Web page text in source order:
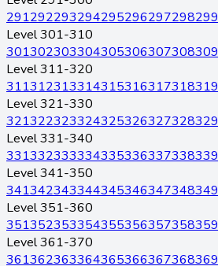
291292293294295296297298299
Level 301-310
301302303304305306307308309
Level 311-320
311312313314315316317318319
Level 321-330
321322323324325326327328329
Level 331-340
331332333334335336337338339
Level 341-350
341342343344345346347348349
Level 351-360
351352353354355356357358359
Level 361-370
361362363364365366367368369